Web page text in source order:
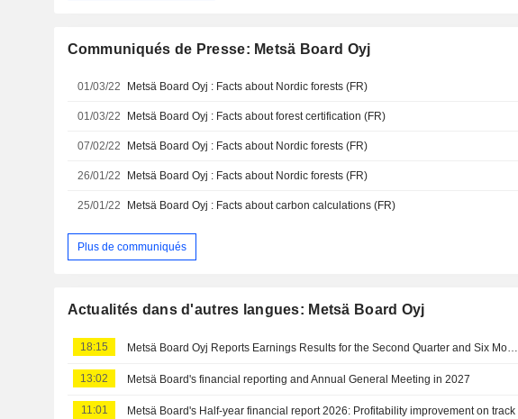
Communiqués de Presse: Metsä Board Oyj
01/03/22 Metsä Board Oyj : Facts about Nordic forests (FR)
01/03/22 Metsä Board Oyj : Facts about forest certification (FR)
07/02/22 Metsä Board Oyj : Facts about Nordic forests (FR)
26/01/22 Metsä Board Oyj : Facts about Nordic forests (FR)
25/01/22 Metsä Board Oyj : Facts about carbon calculations (FR)
Plus de communiqués
Actualités dans d'autres langues: Metsä Board Oyj
18:15 Metsä Board Oyj Reports Earnings Results for the Second Quarter and Six Months Ended June 30, 2026
13:02 Metsä Board's financial reporting and Annual General Meeting in 2027
11:01 Metsä Board's Half-year financial report 2026: Profitability improvement on track